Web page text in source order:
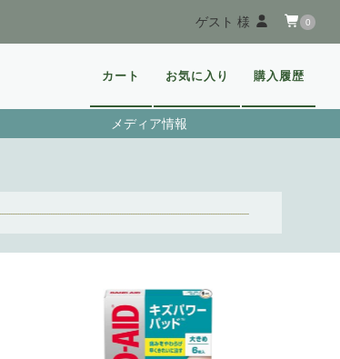
ゲスト 様 0
カート お気に入り 購入履歴
メディア情報